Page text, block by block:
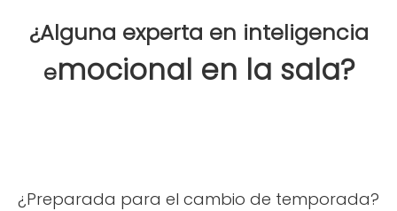
¿Alguna experta en inteligencia
emocional en la sala?
¿Preparada para el cambio de temporada?